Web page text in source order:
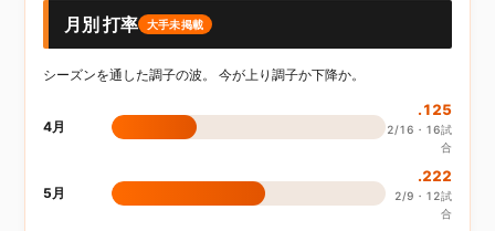
月別 打率 大手未掲載
シーズンを通した調子の波。 今が上り調子か下降か。
4月
.125
2/16・16試
合
5月
.222
2/9・12試
合